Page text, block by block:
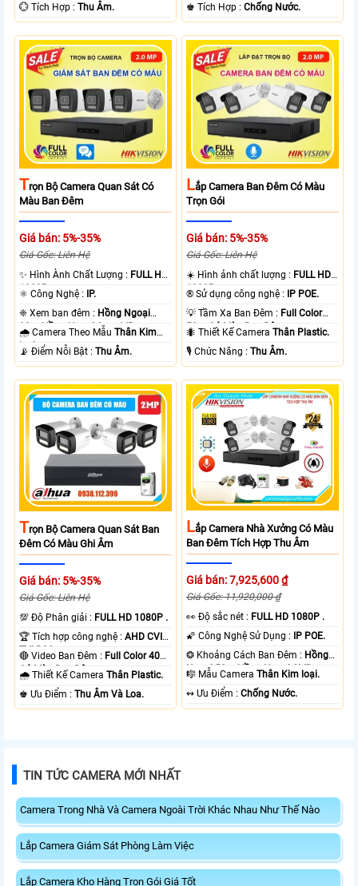
️💮 Tích Hợp :Thu Âm.
️♚ Tích Hợp :Chống Nước.
TRọn Bộ Camera Quan Sát Có
Màu Ban Đêm
Giá bán: 5%-35%
Giá Gốc: Liên Hệ
✨ Hình Ành Chất Lượng : FULL HD
1080P .
⚛️ Công Nghệ :
IP.
❈ Xem ban đêm : Hồng Ngoại
30m Hồng Ngoại Smart IR.
🌧️ Camera Theo MẫuThân Kim
loại.
️📡 Điểm Nỗi Bật :Thu Âm.
LẮp Camera Ban Đêm Có Màu
Trọn Gói
Giá bán: 5%-35%
Giá Gốc: Liên Hệ
☀️ Hình ảnh chất lượng : FULL HD
1080P .
®️ Sử dụng công nghệ :
IP POE.
💡 Tầm Xa Ban Đêm : Full Color
50m Có Màu Ban Ðêm.
🐜 Thiết Kế CameraThân Plastic.
️🎙 Chức Năng :Thu Âm.
TRọn Bộ Camera Quan Sát Ban
Đêm Có Màu Ghi Âm
Giá bán: 5%-35%
Giá Gốc: Liên Hệ
💯 Độ Phân giải : FULL HD 1080P .
🏆 Tích hợp công nghệ :AHD CVI
TVI BCS.
🔴 Video Ban Đêm : Full Color 40m
Có Màu Ban Ðêm.
🌧️ Thiết Kế CameraThân Plastic.
️♚ Ưu Điểm :Thu Âm Và Loa.
LẮp Camera Nhà Xưởng Có Màu
Ban Đêm Tích Hợp Thu Âm
Giá bán: 7,925,600 ₫
Giá Gốc: 11,920,000 ₫
️👀 Độ sắc nét : FULL HD 1080P .
🌠 Công Nghệ Sử Dụng : IP POE.
❂ Khoảng Cách Ban Đêm : Hồng
Ngoại 50m Hồng Ngoại SMD.
🎼️ Mẫu CameraThân Kim loại.
️↭ Ưu Điểm :Chống Nước.
TIN TỨC CAMERA MỚI NHẤT
Camera Trong Nhà Và Camera Ngoài Trời Khác Nhau Như Thế Nào
Lắp Camera Giám Sát Phòng Làm Việc
Lắp Camera Kho Hàng Trọn Gói Giá Tốt